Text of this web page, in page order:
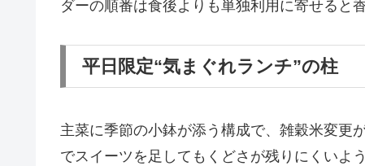
ダーの順番は食後よりも単独利用に寄せると
平日限定“気まぐれランチ”の柱
主菜に季節の小鉢が添う構成で、雑穀米変更
でスイーツを足してもくどさが残りにくいよ